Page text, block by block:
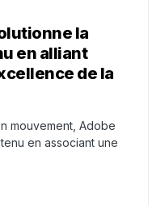
la
en alliant
de la
mouvement, Adobe
en associant une